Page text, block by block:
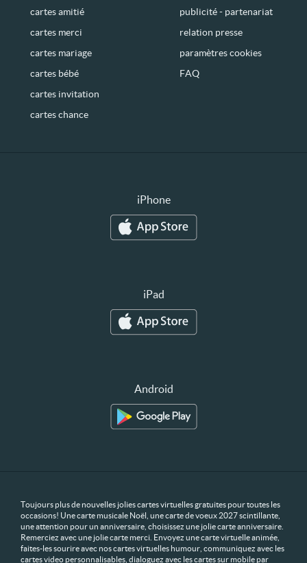
cartes amitié
cartes merci
cartes mariage
cartes bébé
cartes invitation
cartes chance
publicité - partenariat
relation presse
paramètres cookies
FAQ
iPhone
iPad
Android
Toujours plus de nouvelles jolies cartes virtuelles gratuites pour toutes les
occasions! Une carte musicale Noël, une carte de voeux 2027 scintillante,
une attention pour un anniversaire, choisissez une jolie carte anniversaire.
Remerciez avec une jolie carte merci. Envoyez une carte virtuelle animée,
faites-les sourire avec nos cartes virtuelles humour, communiquez avec les
cartes video personnalisables, dialoguez avec les cartes sur mobile par